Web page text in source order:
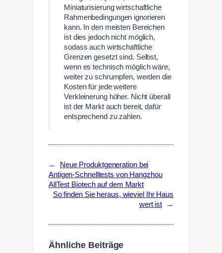
Miniaturisierung wirtschaftliche
Rahmenbedingungen ignorieren
kann. In den meisten Bereichen
ist dies jedoch nicht möglich,
sodass auch wirtschaftliche
Grenzen gesetzt sind. Selbst,
wenn es technisch möglich wäre,
weiter zu schrumpfen, werden die
Kosten für jede weitere
Verkleinerung höher. Nicht überall
ist der Markt auch bereit, dafür
entsprechend zu zahlen.
←
Neue Produktgeneration bei
Antigen-Schnelltests von Hangzhou
AllTest Biotech auf dem Markt
So finden Sie heraus, wieviel Ihr Haus
wert ist
→
Ähnliche Beiträge